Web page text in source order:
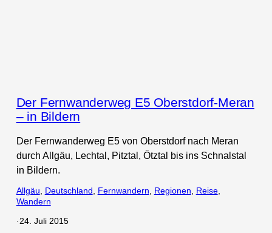
Der Fernwanderweg E5 Oberstdorf-Meran
– in Bildern
Der Fernwanderweg E5 von Oberstdorf nach Meran
durch Allgäu, Lechtal, Pitztal, Ötztal bis ins Schnalstal
in Bildern.
Allgäu Deutschland Fernwandern Regionen Reise
Wandern
·24. Juli 2015